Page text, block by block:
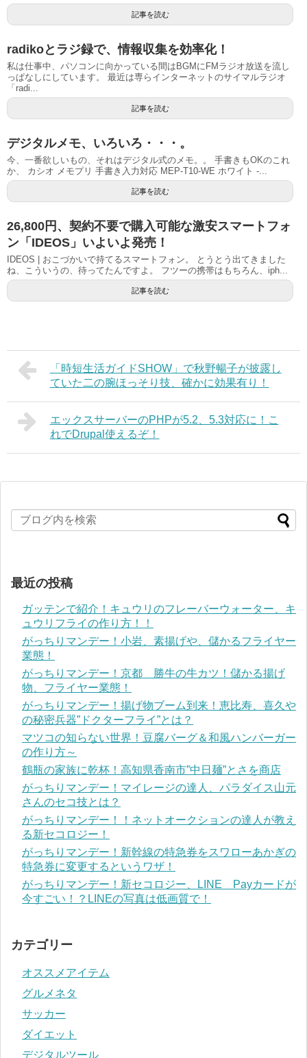
記事を読む
radikoとラジ録で、情報収集を効率化！
私は仕事中、パソコンに向かっている間はBGMにFMラジオ放送を流し
っぱなしにしています。 最近は専らインターネットのサイマルラジオ
「radi...
記事を読む
デジタルメモ、いろいろ・・・。
今、一番欲しいもの、それはデジタル式のメモ。。 手書きもOKのこれ
か、 カシオ メモプリ 手書き入力対応 MEP-T10-WE ホワイト -...
記事を読む
26,800円、契約不要で購入可能な激安スマートフォ
ン「IDEOS」いよいよ発売！
IDEOS | おこづかいで持てるスマートフォン。 とうとう出てきました
ね、こういうの、待ってたんですよ。 フツーの携帯はもちろん、iph...
記事を読む
「時短生活ガイドSHOW」で秋野暢子が披露し
ていた二の腕ほっそり技、確かに効果有り！
エックスサーバーのPHPが5.2、5.3対応に！こ
れでDrupal使えるぞ！
最近の投稿
ガッテンで紹介！キュウリのフレーバーウォーター、キ
ュウリフライの作り方！！
がっちりマンデー！小岩、素揚げや、儲かるフライヤー
業態！
がっちりマンデー！京都 勝牛の牛カツ！儲かる揚げ
物、フライヤー業態！
がっちりマンデー！揚げ物ブーム到来！恵比寿、喜久や
の秘密兵器”ドクターフライ”とは？
マツコの知らない世界！豆腐バーグ＆和風ハンバーガー
の作り方～
鶴瓶の家族に乾杯！高知県香南市”中日麺”とさを商店
がっちりマンデー！マイレージの達人、パラダイス山元
さんのセコ技とは？
がっちりマンデー！！ネットオークションの達人が教え
る新セコロジー！
がっちりマンデー！新幹線の特急券をスワローあかぎの
特急券に変更するというワザ！
がっちりマンデー！新セコロジー、LINE Payカードが
今すごい！？LINEの写真は低画質で！
カテゴリー
オススメアイテム
グルメネタ
サッカー
ダイエット
デジタルツール